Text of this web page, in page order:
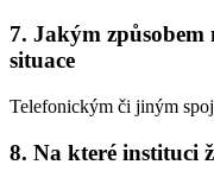
7. Jakým způsobem
situace
Telefonickým či jiným
8. Na které instituci